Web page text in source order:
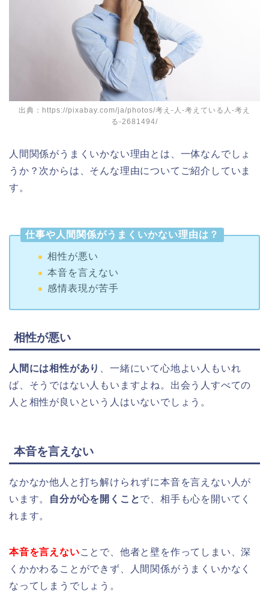
出典：https://pixabay.com/ja/photos/考え-人-考えている人-考え
る-2681494/
人間関係がうまくいかない理由とは、一体なんでしょ
うか？次からは、そんな理由についてご紹介していま
す。
仕事や人間関係がうまくいかない理由は？
相性が悪い
本音を言えない
感情表現が苦手
相性が悪い
人間には相性があり
、一緒にいて心地よい人もいれ
ば、そうではない人もいますよね。出会う人すべての
人と相性が良いという人はいないでしょう。
本音を言えない
なかなか他人と打ち解けられずに本音を言えない人が
います。
自分が心を開くことで、相手も心を開いてく
れます。
本音を言えないことで、他者と壁を作ってしまい、深
くかかわることができず、人間関係がうまくいかなく
なってしまうでしょう。